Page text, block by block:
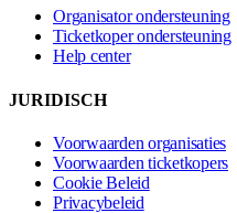
Organisator ondersteuning
Ticketkoper ondersteuning
Help center
JURIDISCH
Voorwaarden organisaties
Voorwaarden ticketkopers
Cookie Beleid
Privacybeleid